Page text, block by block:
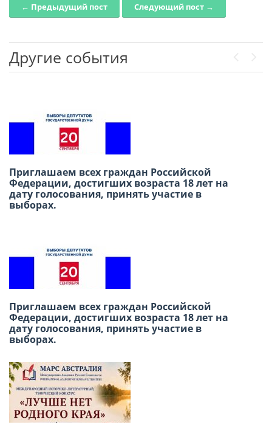
Post navigation
← Предыдущий пост Следующий пост →
Другие события
Приглашаем всех граждан Российской
Федерации, достигших возраста 18 лет на
дату голосования, принять участие в
выборах.
Приглашаем всех граждан Российской
Федерации, достигших возраста 18 лет на
дату голосования, принять участие в
выборах.
В честь Международного дня дружбы
приглашаем вас провести субботний день в
Русском доме в Лиме!
творчества «Москва в сердце каждого»
Победа в сердце, единство в строю: как в
Лиме отметили 9 мая